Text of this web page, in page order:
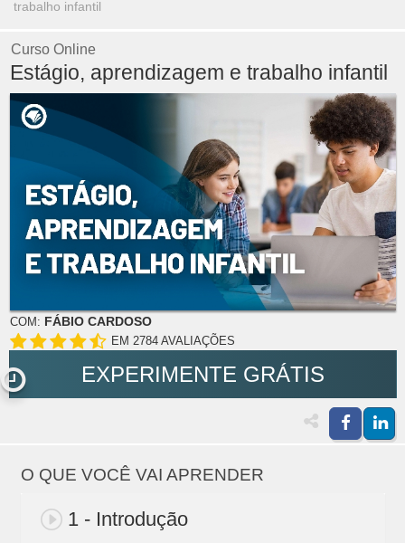
trabalho infantil
Curso Online
Estágio, aprendizagem e trabalho infantil
COM: FÁBIO CARDOSO
EM 2784 AVALIAÇÕES
EXPERIMENTE GRÁTIS
O QUE VOCÊ VAI APRENDER
1 - Introdução